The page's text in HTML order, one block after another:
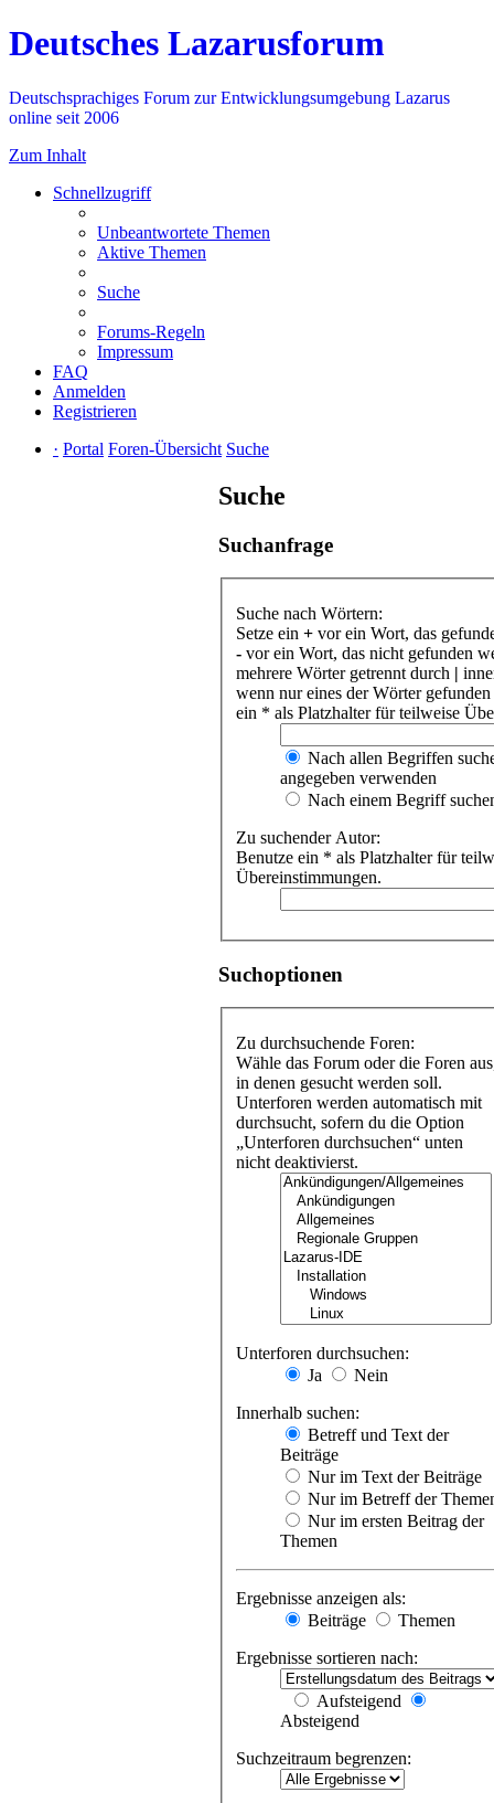
Deutsches Lazarusforum
Deutschsprachiges Forum zur Entwicklungsumgebung Lazarus
online seit 2006
Zum Inhalt
Schnellzugriff
Unbeantwortete Themen
Aktive Themen
Suche
Forums-Regeln
Impressum
FAQ
Anmelden
Registrieren
· Portal Foren-Übersicht Suche
Suche
Suchanfrage
Suche nach Wörtern:
Setze ein + vor ein Wort, das
- vor ein Wort, das nicht gefunden
mehrere Wörter getrennt durch |
wenn nur eines der Wörter
ein * als Platzhalter für teilweise
Nach allen Begriffen
angegeben verwenden
Nach einem Begriff
Zu suchender Autor:
Benutze ein * als Platzhalter für
Übereinstimmungen.
Suchoptionen
Zu durchsuchende Foren:
Wähle das Forum oder die Foren
in denen gesucht werden soll.
Unterforen werden automatisch mit
durchsucht, sofern du die Option
„Unterforen durchsuchen“ unten
nicht deaktivierst.
Unterforen durchsuchen:
Ja
Nein
Innerhalb suchen:
Betreff und Text der
Beiträge
Nur im Text der Beiträge
Nur im Betreff der
Nur im ersten Beitrag der
Themen
Ergebnisse anzeigen als:
Beiträge
Themen
Ergebnisse sortieren nach:
Aufsteigend
Absteigend
Suchzeitraum begrenzen: